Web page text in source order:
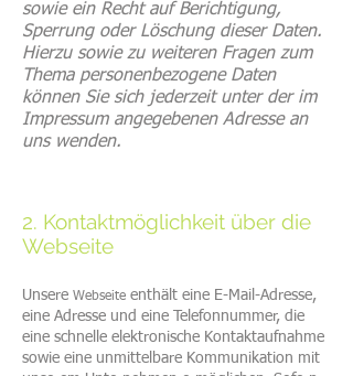
sowie ein Recht auf Berichtigung,
Sperrung oder Löschung dieser Daten.
Hierzu sowie zu weiteren Fragen zum
Thema personenbezogene Daten
können Sie sich jederzeit unter der im
Impressum angegebenen Adresse an
uns wenden.
2. Kontaktmöglichkeit über die
Webseite
Unsere Webseite enthält eine E-Mail-Adresse,
eine Adresse und eine Telefonnummer, die
eine schnelle elektronische Kontaktaufnahme
sowie eine unmittelbare Kommunikation mit